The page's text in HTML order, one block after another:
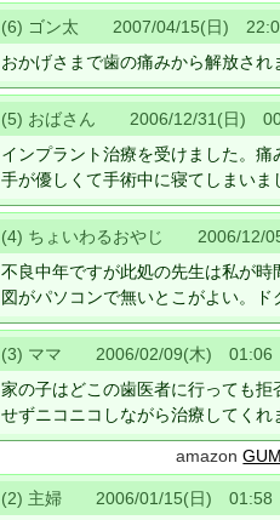
(6) ゴン太 2007/04/15(日)
おかげさまで歯の痛みから解放され
(5) おばさん 2006/12/31(日)
インプラント治療を受けました。
手が優しくて手術中に寝てしまいま
(4) ちょいわるおやじ 2006/12/
不良中年ですが此処の先生は私が
図がパソコンで無いとこがよい。ド
(3) ママ 2006/02/09(木) 01:06
家の子はどこの歯医者に行っても
せずニコニコしながら治療してくれ
amazon
(2) 主婦 2006/01/15(日) 01:58